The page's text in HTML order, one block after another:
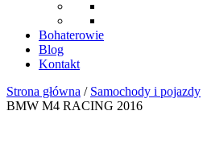
Bohaterowie
Blog
Kontakt
Strona główna / Samochody i pojazdy
BMW M4 RACING 2016